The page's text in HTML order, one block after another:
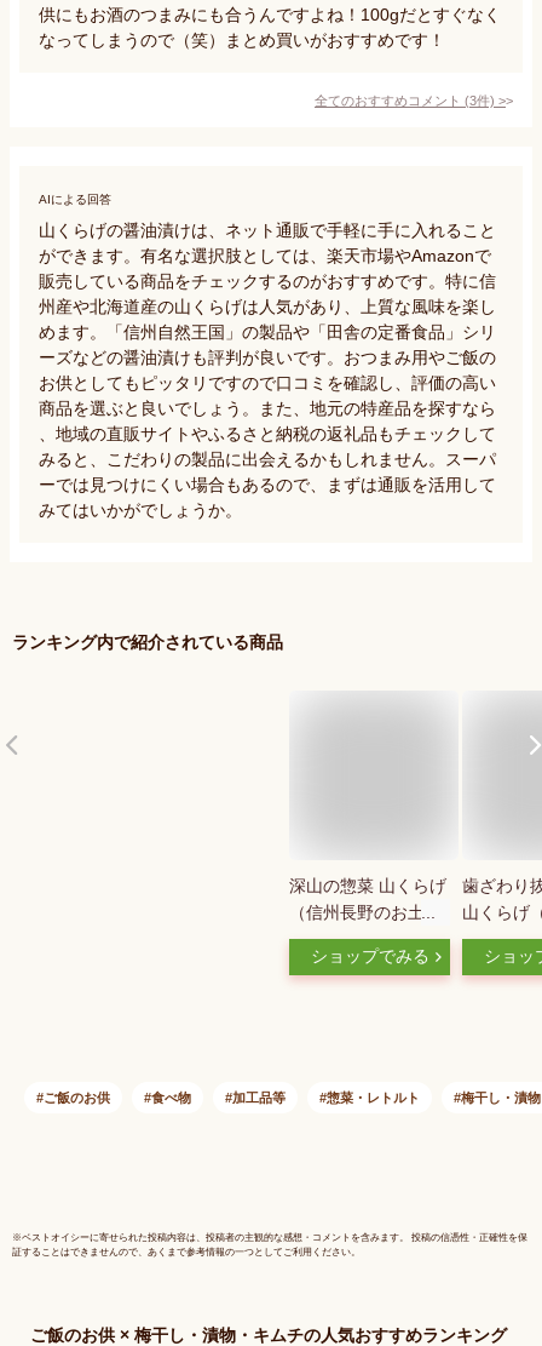
供にもお酒のつまみにも合うんですよね！100gだとすぐなく
なってしまうので（笑）まとめ買いがおすすめです！
全てのおすすめコメント (3件) >
AIによる回答
山くらげの醤油漬けは、ネット通販で手軽に手に入れること
ができます。有名な選択肢としては、楽天市場やAmazonで
販売している商品をチェックするのがおすすめです。特に信
州産や北海道産の山くらげは人気があり、上質な風味を楽し
めます。「信州自然王国」の製品や「田舎の定番食品」シリ
ーズなどの醤油漬けも評判が良いです。おつまみ用やご飯の
お供としてもピッタリですので口コミを確認し、評価の高い
商品を選ぶと良いでしょう。また、地元の特産品を探すなら
、地域の直販サイトやふるさと納税の返礼品もチェックして
みると、こだわりの製品に出会えるかもしれません。スーパ
ーでは見つけにくい場合もあるので、まずは通販を活用して
みてはいかがでしょうか。
ランキング内で紹介されている商品
深山の惣菜 山くらげ
（信州長野のお土産
醤油漬け物 しょうゆ
漬け物 お漬物 お総
ショップでみる
歯ざわり
山くらげ
のお土産
しょうゆ
ショッ
ご飯のお供 食べ物 加工品等 惣菜・レトルト 梅干し・漬
※ベストオイシーに寄せられた投稿内容は、投稿者の主観的な感想・コメントを含みます。 投稿の信憑性・正確性を保
証することはできませんので、あくまで参考情報の一つとしてご利用ください。
ご飯のお供 × 梅干し・漬物・キムチの人気おすすめランキング